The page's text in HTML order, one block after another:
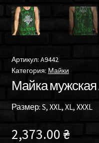
Артикул: A9442
Категория: Майки
Майка мужская
Размер: S, XXL, XL, XXXL
2,373.00 ₴